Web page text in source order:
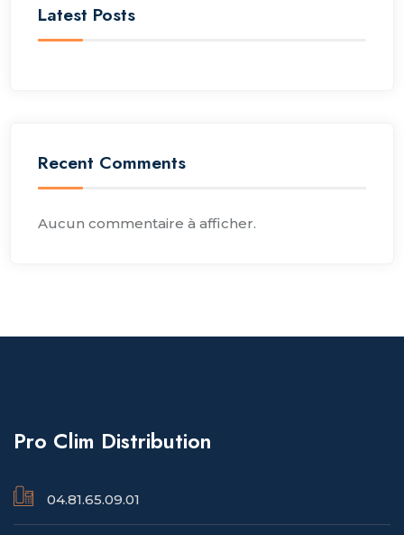
Latest Posts
Recent Comments
Aucun commentaire à afficher.
Pro Clim Distribution
04.81.65.09.01